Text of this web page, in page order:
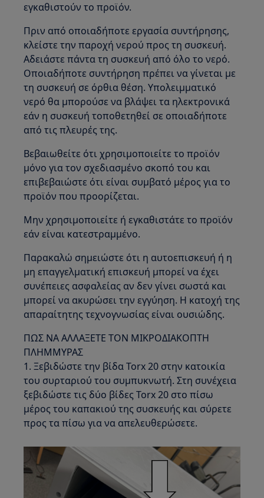
εγκαθιστούν το προϊόν.
Πριν από οποιαδήποτε εργασία συντήρησης,
κλείστε την παροχή νερού προς τη συσκευή.
Αδειάστε πάντα τη συσκευή από όλο το νερό.
Οποιαδήποτε συντήρηση πρέπει να γίνεται με
τη συσκευή σε όρθια θέση. Υπολειμματικό
νερό θα μπορούσε να βλάψει τα ηλεκτρονικά
εάν η συσκευή τοποθετηθεί σε οποιαδήποτε
από τις πλευρές της.
Βεβαιωθείτε ότι χρησιμοποιείτε το προϊόν
μόνο για τον σχεδιασμένο σκοπό του και
επιβεβαιώστε ότι είναι συμβατό μέρος για το
προϊόν που προορίζεται.
Μην χρησιμοποιείτε ή εγκαθιστάτε το προϊόν
εάν είναι κατεστραμμένο.
Παρακαλώ σημειώστε ότι η αυτοεπισκευή ή η
μη επαγγελματική επισκευή μπορεί να έχει
συνέπειες ασφαλείας αν δεν γίνει σωστά και
μπορεί να ακυρώσει την εγγύηση. Η κατοχή της
απαραίτητης τεχνογνωσίας είναι ουσιώδης.
ΠΩΣ ΝΑ ΑΛΛΑΞΕΤΕ ΤΟΝ ΜΙΚΡΟΔΙΑΚΟΠΤΗ
ΠΛΗΜΜΥΡΑΣ
1. Ξεβιδώστε την βίδα Torx 20 στην κατοικία
του συρταριού του συμπυκνωτή. Στη συνέχεια
ξεβιδώστε τις δύο βίδες Torx 20 στο πίσω
μέρος του καπακιού της συσκευής και σύρετε
προς τα πίσω για να απελευθερώσετε.